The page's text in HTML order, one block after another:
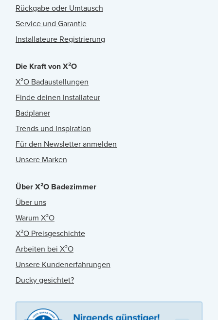
Rückgabe oder Umtausch
Service und Garantie
Installateure Registrierung
Die Kraft von X²O
X²O Badaustellungen
Finde deinen Installateur
Badplaner
Trends und Inspiration
Für den Newsletter anmelden
Unsere Marken
Über X²O Badezimmer
Über uns
Warum X²O
X²O Preisgeschichte
Arbeiten bei X²O
Unsere Kundenerfahrungen
Ducky gesichtet?